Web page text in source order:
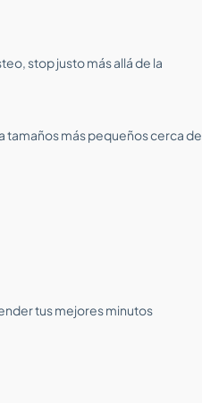
stop justo más allá de la
tamaños más pequeños cerca de
tus mejores minutos